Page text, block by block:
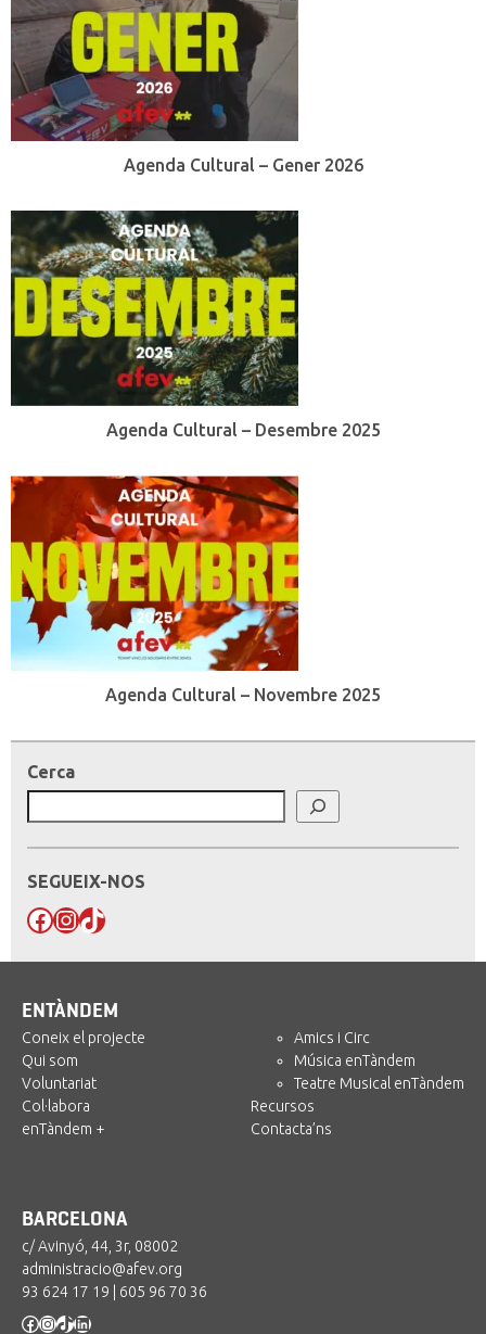
Agenda Cultural – Gener 2026
Agenda Cultural – Desembre 2025
Agenda Cultural – Novembre 2025
Cerca
SEGUEIX-NOS
Facebook
Instagram
TikTok
ENTÀNDEM
Coneix el projecte
Qui som
Voluntariat
Col·labora
enTàndem +
Amics i Circ
Música enTàndem
Teatre Musical enTàndem
Recursos
Contacta’ns
BARCELONA
c/ Avinyó, 44, 3r, 08002
administracio@afev.org
93 624 17 19
605 96 70 36
Facebook
Instagram
TikTok
LinkedIn